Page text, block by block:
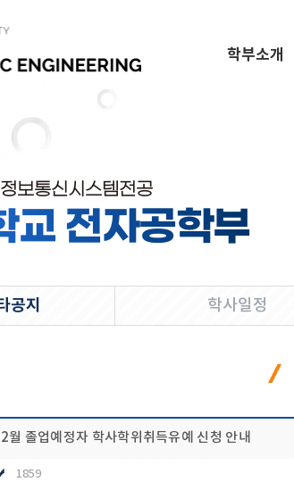
학부소개
보통신시스템전공
교 전자공학부
공지 학사일정
월 졸업예정자 학사학위취득유예 신청 안내
1859